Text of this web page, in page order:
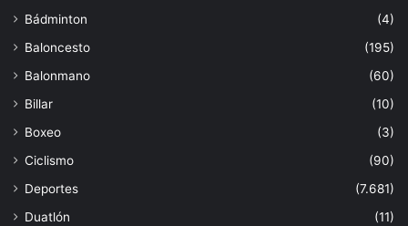
Bádminton
(4)
Baloncesto
(195)
Balonmano
(60)
Billar
(10)
Boxeo
(3)
Ciclismo
(90)
Deportes
(7.681)
Duatlón
(11)